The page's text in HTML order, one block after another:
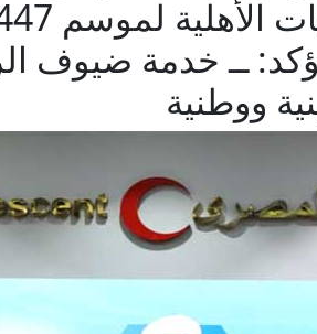
يؤكد: ــ خدمة ضيوف
ووطنية